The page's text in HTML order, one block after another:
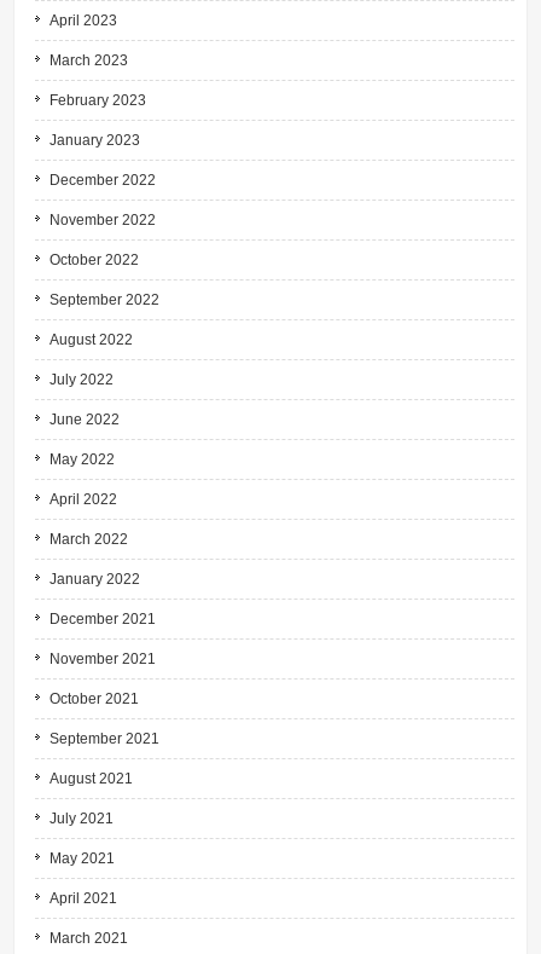
April 2023
March 2023
February 2023
January 2023
December 2022
November 2022
October 2022
September 2022
August 2022
July 2022
June 2022
May 2022
April 2022
March 2022
January 2022
December 2021
November 2021
October 2021
September 2021
August 2021
July 2021
May 2021
April 2021
March 2021